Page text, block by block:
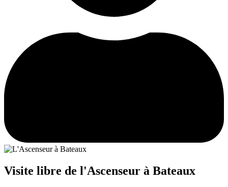
Visite libre de l'Ascenseur à Bateaux